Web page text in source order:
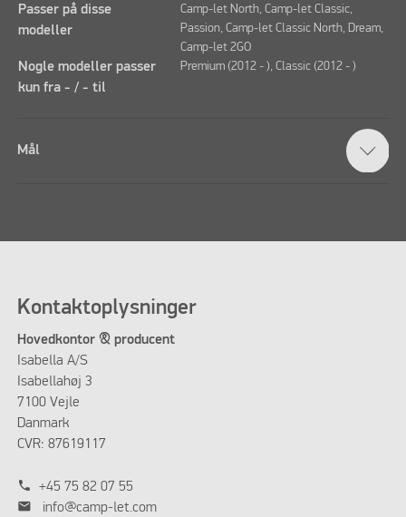
Passer på disse
modeller
Camp-let North, Camp-let Classic,
Passion, Camp-let Classic North, Dream,
Camp-let 2GO
Nogle modeller passer
kun fra - / - til
Premium (2012 - ), Classic (2012 - )
Mål
Kontaktoplysninger
Hovedkontor & producent
Isabella A/S
Isabellahøj 3
7100 Vejle
Danmark
CVR: 87619117
phone +45 75 82 07 55
mail info@camp-let.com